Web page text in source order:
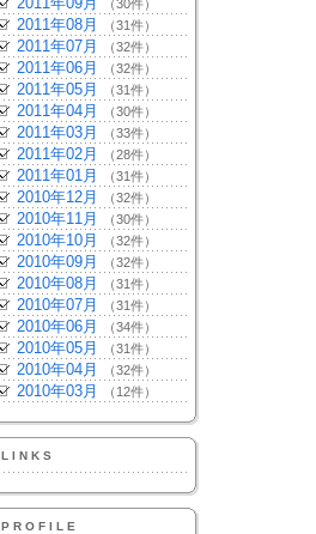
（30件）
2011年08月 （31件）
2011年07月 （32件）
2011年06月 （32件）
2011年05月 （31件）
2011年04月 （30件）
2011年03月 （33件）
2011年02月 （28件）
2011年01月 （31件）
2010年12月 （32件）
2010年11月 （30件）
2010年10月 （32件）
2010年09月 （32件）
2010年08月 （31件）
2010年07月 （31件）
2010年06月 （34件）
2010年05月 （31件）
2010年04月 （32件）
2010年03月 （12件）
LINKS
PROFILE